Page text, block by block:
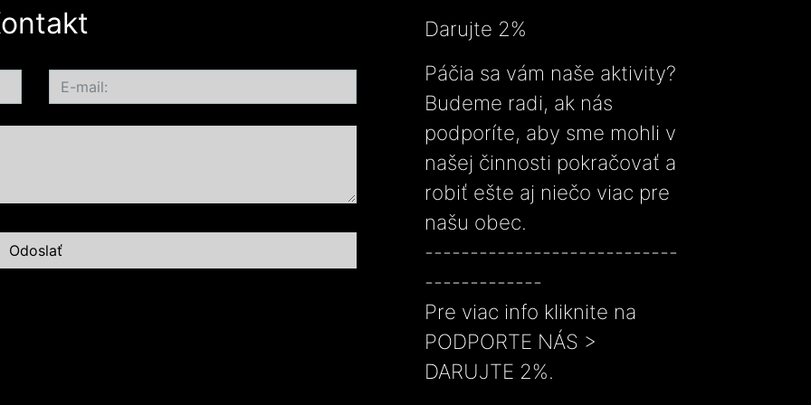
Darujte 2%
Páčia sa vám naše aktivity?
Budeme radi, ak nás
podporíte, aby sme mohli v
našej činnosti pokračovať a
robiť ešte aj niečo viac pre
našu obec.
----------------------------
-------------
Pre viac info kliknite na
PODPORTE NÁS >
DARUJTE 2%.